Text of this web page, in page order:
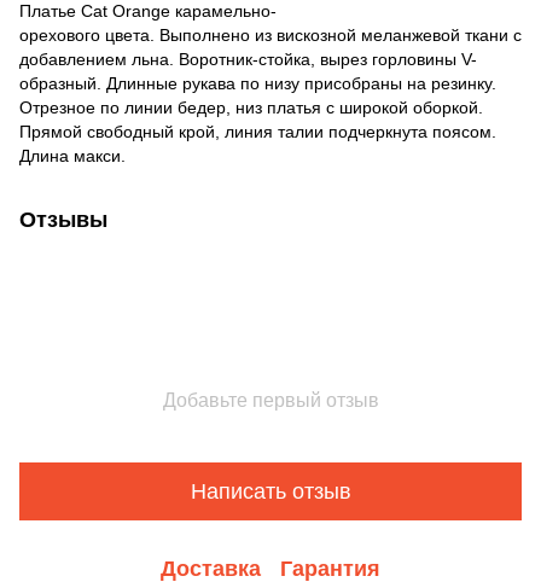
Платье Cat Orange карамельно-
орехового цвета. Выполнено из вискозной меланжевой ткани с
добавлением льна. Воротник-стойка, вырез горловины V-
образный. Длинные рукава по низу присобраны на резинку.
Отрезное по линии бедер, низ платья с широкой оборкой.
Прямой свободный крой, линия талии подчеркнута поясом.
Длина макси.
Отзывы
Добавьте первый отзыв
Написать отзыв
Доставка Гарантия